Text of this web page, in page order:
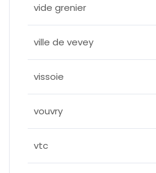
vide grenier
ville de vevey
vissoie
vouvry
vtc